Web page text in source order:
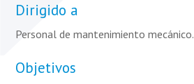
Dirigido a
Personal de mantenimiento mecánico.
Objetivos